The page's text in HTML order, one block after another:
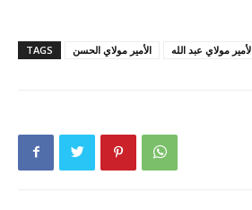
TAGS الأمير مولاي الحسن مولاي عبد الله